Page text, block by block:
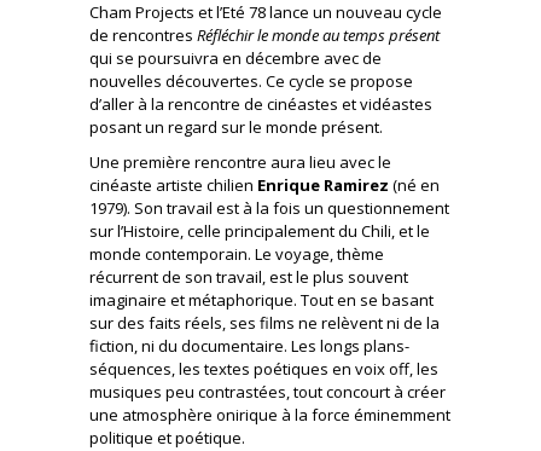
Cham Projects et l’Eté 78 lance un nouveau cycle
de rencontres Réfléchir le monde au temps présent
qui se poursuivra en décembre avec de
nouvelles découvertes. Ce cycle se propose
d’aller à la rencontre de cinéastes et vidéastes
posant un regard sur le monde présent.
Une première rencontre aura lieu avec le
cinéaste artiste chilien Enrique Ramirez (né en
1979). Son travail est à la fois un questionnement
sur l’Histoire, celle principalement du Chili, et le
monde contemporain. Le voyage, thème
récurrent de son travail, est le plus souvent
imaginaire et métaphorique. Tout en se basant
sur des faits réels, ses films ne relèvent ni de la
fiction, ni du documentaire. Les longs plans-
séquences, les textes poétiques en voix off, les
musiques peu contrastées, tout concourt à créer
une atmosphère onirique à la force éminemment
politique et poétique.